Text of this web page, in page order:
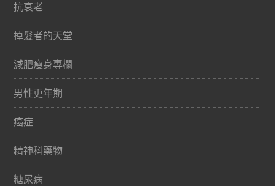
抗衰老
掉髮者的天堂
減肥瘦身專欄
男性更年期
癌症
精神科藥物
糖尿病